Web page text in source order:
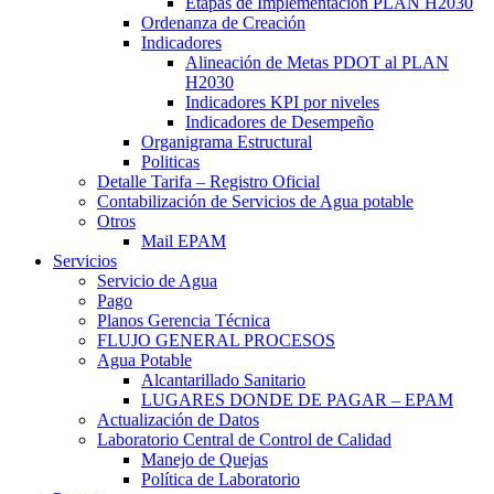
Ordenanza de Creación
Indicadores
Alineación de Metas PDOT al PLAN
H2030
Indicadores KPI por niveles
Indicadores de Desempeño
Organigrama Estructural
Politicas
Detalle Tarifa – Registro Oficial
Contabilización de Servicios de Agua potable
Otros
Mail EPAM
Servicios
Servicio de Agua
Pago
Planos Gerencia Técnica
FLUJO GENERAL PROCESOS
Agua Potable
Alcantarillado Sanitario
LUGARES DONDE DE PAGAR – EPAM
Actualización de Datos
Laboratorio Central de Control de Calidad
Manejo de Quejas
Política de Laboratorio